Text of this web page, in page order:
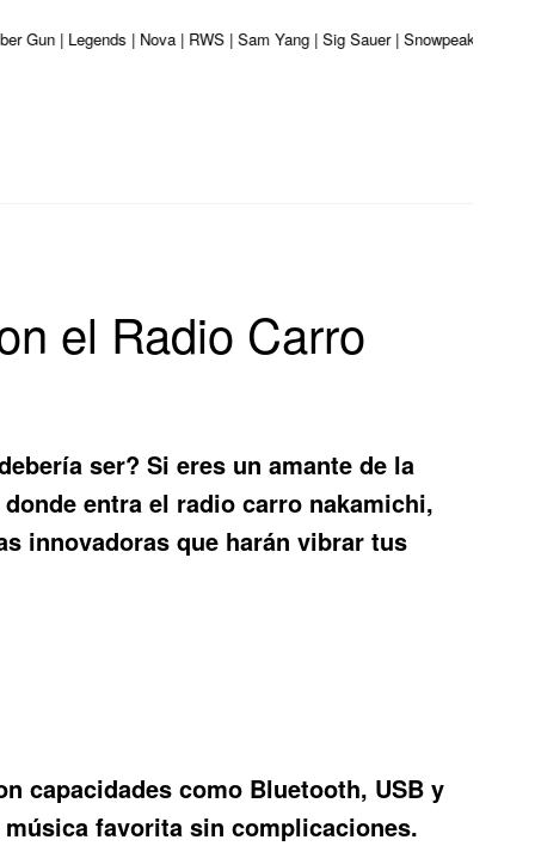
| Legends | Nova | RWS | Sam Yang | Sig Sauer | Snowpeak |
el Radio Carro
ser? Si eres un amante de la
entra el radio carro nakamichi,
innovadoras que harán vibrar tus
capacidades como Bluetooth, USB y
favorita sin complicaciones.